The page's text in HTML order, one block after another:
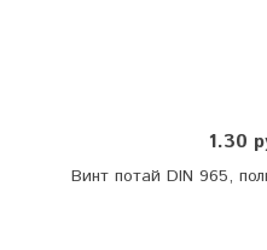
1.30
Винт потай DIN 965,